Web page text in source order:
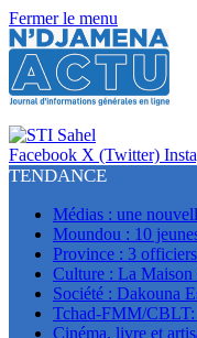
Fermer le menu
Facebook X (Twitter)
TENDANCE
Médias : une
Moundou : 10
Province : 3
Culture : La Maison
Société : Dakouna
Tchad-FMM/CBLT:
Cinéma, livre et